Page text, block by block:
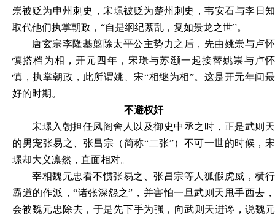
崇被贬为申州刺史，宋璟被贬为楚州刺史，韦安石与李日知
取代他们执掌朝政，“自是纲纪紊乱，复如景龙之世”。
唐玄宗李隆基翦除太平公主势力之后，先由姚崇与卢怀
慎搭档为相，开元四年，宋璟与苏颋一起接替姚崇与卢怀
慎，执掌朝政，此所谓姚、宋“相继为相”。这是开元年间最
好的时期。
不避权奸
宋璟入朝担任凤阁舍人以及御史中丞之时，正是武则天
的男宠张易之、张昌宗（简称“二张”）不可一世的时候，宋
璟却大义凛然，直面相对。
宰相魏元忠看不惯张易之、张昌宗等人狐假虎威，横行
霸道的作派，“诸张深怨之”，并害怕一旦武则天甩手西去，
会被魏元忠除去，于是先下手为强，向武则天进谗，说魏元